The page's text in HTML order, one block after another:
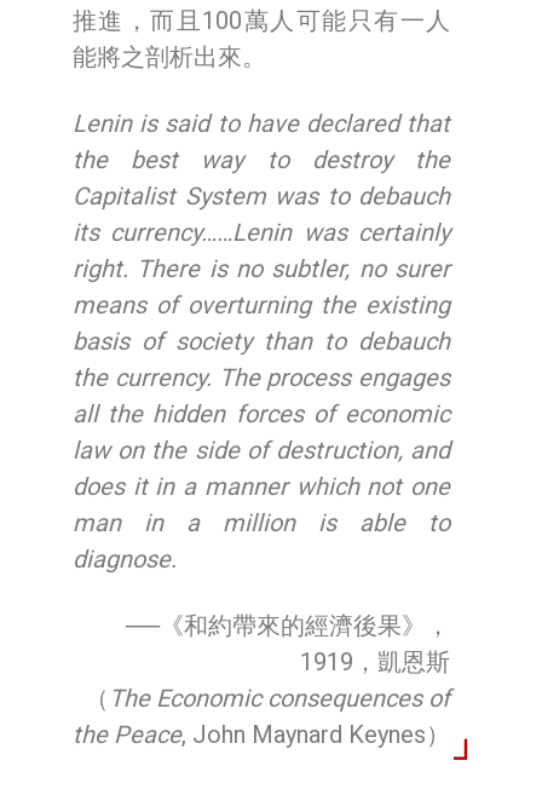
推進，而且100萬人可能只有一人
能將之剖析出來。
Lenin is said to have declared that
the best way to destroy the
Capitalist System was to debauch
its currency……Lenin was certainly
right. There is no subtler, no surer
means of overturning the existing
basis of society than to debauch
the currency. The process engages
all the hidden forces of economic
law on the side of destruction, and
does it in a manner which not one
man in a million is able to
diagnose.
──《和約帶來的經濟後果》，
1919，凱恩斯
（ The Economic consequences of
the Peace, John Maynard Keynes）